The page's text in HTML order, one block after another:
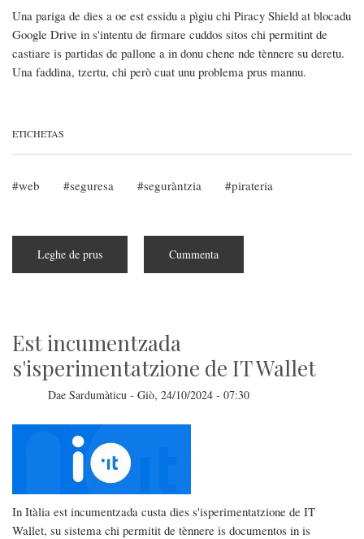
Una pariga de dies a oe est essidu a pìgiu chi Piracy Shield at blocadu
Google Drive in s'intentu de firmare cuddos sitos chi permitint de
castiare is partidas de pallone a in donu chene nde tènnere su deretu.
Una faddina, tzertu, chi però cuat unu problema prus mannu.
ETICHETAS
web seguresa seguràntzia pirateria
Leghe de prus
Shield
abarrat
Cummenta
Est incumentzada
s'isperimentatzione de IT Wallet
Dae Sardumàticu - Giò, 24/10/2024 - 07:30
In Itàlia est incumentzada custa dies s'isperimentatzione de IT
Wallet, su sistema chi permitit de tènnere is documentos in is